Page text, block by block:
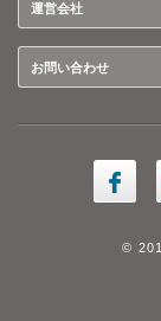
運営会社
お問い合わせ
©